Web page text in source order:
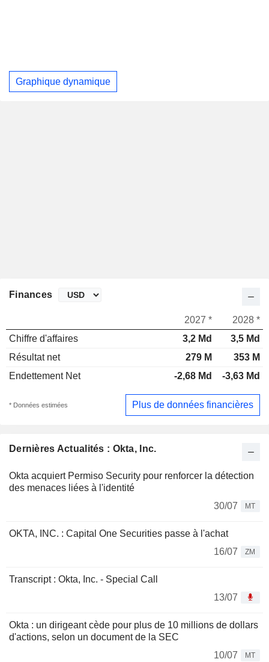
Graphique dynamique
Dernières Actualités : Okta, Inc.
Okta acquiert Permiso Security pour renforcer la détection
des menaces liées à l'identité
30/07
MT
OKTA, INC. : Capital One Securities passe à l'achat
16/07
ZM
Transcript : Okta, Inc. - Special Call
13/07
Okta : un dirigeant cède pour plus de 10 millions de dollars
d'actions, selon un document de la SEC
10/07
MT
Finances
2027 *
2028 *
Chiffre d'affaires
3,2 Md
3,5 Md
Résultat net
279 M
353 M
Endettement Net
-2,68 Md -3,63 Md
* Données estimées Plus de données financières